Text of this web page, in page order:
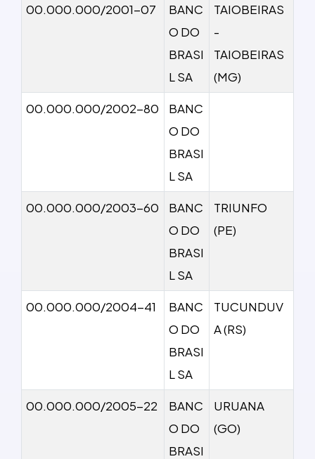
00.000.000/2001-07
BANC
O DO
BRASI
L SA
TAIOBEIRAS
-
TAIOBEIRAS
(MG)
00.000.000/2002-80
BANC
O DO
BRASI
L SA
00.000.000/2003-60
BANC
O DO
BRASI
L SA
TRIUNFO
(PE)
00.000.000/2004-41
BANC
O DO
BRASI
L SA
TUCUNDUV
A (RS)
00.000.000/2005-22
BANC
O DO
BRASI
URUANA
(GO)